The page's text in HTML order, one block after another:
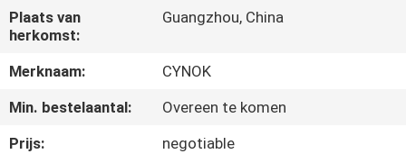
ONGEVEER
ONS
FABRIEKSREIS
Plaats van
herkomst:
Guangzhou, China
Merknaam:
CYNOK
Min. bestelaantal:
Overeen te komen
Prijs:
negotiable